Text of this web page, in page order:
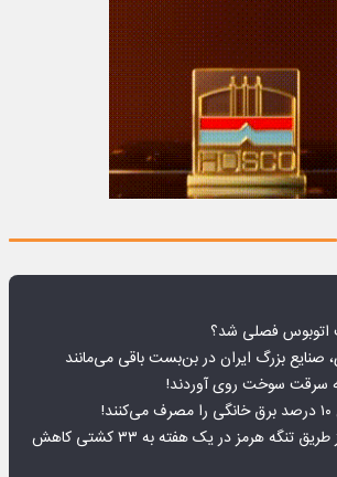
اتوبوس فصلی شد؟
صنایع بزرگ ایران در بن‌بست باقی می‌مانند
سرقت سوخت روی آوردند!
ترافیک کشتیرانی از طریق تنگه هرمز در یک هفته به ۳۳ کشتی کاهش